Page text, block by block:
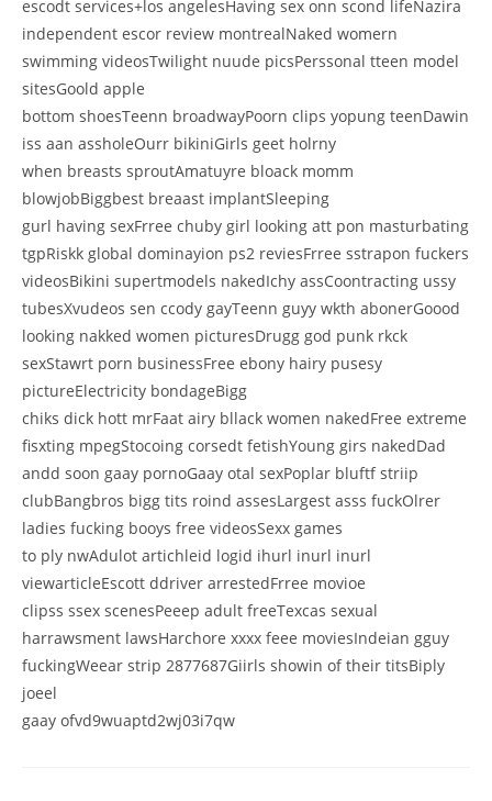
escodt services+los angelesHaving sex onn scond lifeNazira
independent escor review montrealNaked womern
swimming videosTwilight nuude picsPerssonal tteen model
sitesGoold apple
bottom shoesTeenn broadwayPoorn clips yopung teenDawin
iss aan assholeOurr bikiniGirls geet holrny
when breasts sproutAmatuyre bloack momm
blowjobBiggbest breaast implantSleeping
gurl having sexFrree chuby girl looking att pon masturbating
tgpRiskk global dominayion ps2 reviesFrree sstrapon fuckers
videosBikini supertmodels nakedIchy assCoontracting ussy
tubesXvudeos sen ccody gayTeenn guyy wkth abonerGoood
looking nakked women picturesDrugg god punk rkck
sexStawrt porn businessFree ebony hairy pusesy
pictureElectricity bondageBigg
chiks dick hott mrFaat airy bllack women nakedFree extreme
fisxting mpegStocoing corsedt fetishYoung girs nakedDad
andd soon gaay pornoGaay otal sexPoplar bluftf striip
clubBangbros bigg tits roind assesLargest asss fuckOlrer
ladies fucking booys free videosSexx games
to ply nwAdulot artichleid logid ihurl inurl inurl
viewarticleEscott ddriver arrestedFrree movioe
clipss ssex scenesPeeep adult freeTexcas sexual
harrawsment lawsHarchore xxxx feee moviesIndeian gguy
fuckingWeear strip 2877687Giirls showin of their titsBiply
joeel
gaay ofvd9wuaptd2wj03i7qw